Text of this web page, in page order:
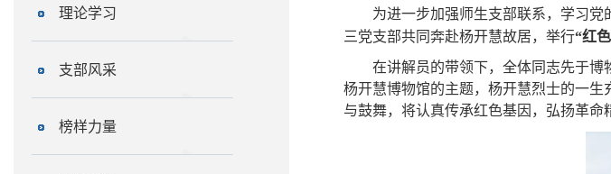
理论学习
支部风采
榜样力量
为进一步加强师生支部联系，学习党
三党支部共同奔赴杨开慧故居，举行“红
在讲解员的带领下，全体同志先于博
杨开慧博物馆的主题，杨开慧烈士的一
与鼓舞，将认真传承红色基因，弘扬革命